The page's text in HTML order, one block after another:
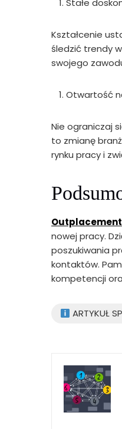
Stałe
Kształcenie
śledzić trendy
swojego
Otwartość
Nie ograniczaj
to zmianę
rynku pracy i
Outplacement
nowej pracy.
poszukiwania
kontaktów.
kompetencji
ARTYKUŁ